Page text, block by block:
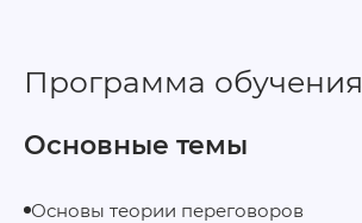
Программа обучения
Основные темы
Основы теории переговоров